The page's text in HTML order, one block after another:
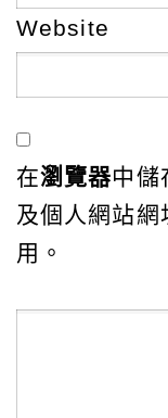
Website
在瀏覽器中儲
及個人網站網
用。